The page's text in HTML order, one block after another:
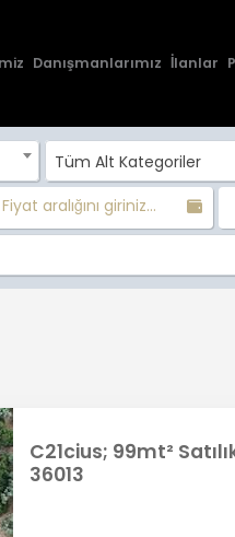
Danışmanlarımız İlanlar
Tüm Alt Kategoriler
Fiyat aralığını giriniz...
C21cius; 99mt²
36013